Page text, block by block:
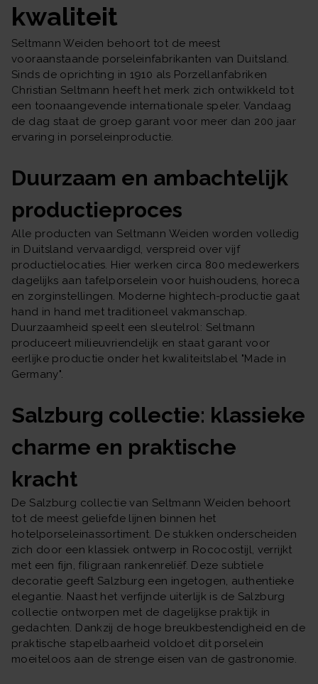
kwaliteit
Seltmann Weiden behoort tot de meest
vooraanstaande porseleinfabrikanten van Duitsland.
Sinds de oprichting in 1910 als Porzellanfabriken
Christian Seltmann heeft het merk zich ontwikkeld tot
een toonaangevende internationale speler. Vandaag
de dag staat de groep garant voor meer dan 200 jaar
ervaring in porseleinproductie.
Duurzaam en ambachtelijk
productieproces
Alle producten van Seltmann Weiden worden volledig
in Duitsland vervaardigd, verspreid over vijf
productielocaties. Hier werken circa 800 medewerkers
dagelijks aan tafelporselein voor huishoudens, horeca
en zorginstellingen. Moderne hightech-productie gaat
hand in hand met traditioneel vakmanschap.
Duurzaamheid speelt een sleutelrol: Seltmann
produceert milieuvriendelijk en staat garant voor
eerlijke productie onder het kwaliteitslabel "Made in
Germany".
Salzburg collectie: klassieke
charme en praktische
kracht
De Salzburg collectie van Seltmann Weiden behoort
tot de meest geliefde lijnen binnen het
hotelporseleinassortiment. De stukken onderscheiden
zich door een klassiek ontwerp in Rococostijl, verrijkt
met een fijn, filigraan rankenreliëf. Deze subtiele
decoratie geeft Salzburg een ingetogen, authentieke
elegantie. Naast het verfijnde uiterlijk is de Salzburg
collectie ontworpen met de dagelijkse praktijk in
gedachten. Dankzij de hoge breukbestendigheid en de
praktische stapelbaarheid voldoet dit porselein
moeiteloos aan de strenge eisen van de gastronomie.